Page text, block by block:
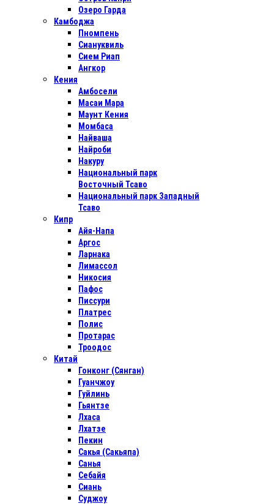
Озеро Гарда
Камбоджа
Пномпень
Сиануквиль
Сием Риап
Ангкор
Кения
Амбосели
Масаи Мара
Маунт Кения
Момбаса
Найваша
Найроби
Накуру
Национальный парк
Восточный Тсаво
Национальный парк Западный
Тсаво
Кипр
Айя-Напа
Аргос
Ларнака
Лимассол
Никосия
Пафос
Писсури
Платрес
Полис
Протарас
Троодос
Китай
Гонконг (Сянган)
Гуанчжоу
Гуйлинь
Гьянтзе
Лхаса
Лхатзе
Пекин
Сакья (Сакьяпа)
Санья
Себайя
Сиань
Суджоу